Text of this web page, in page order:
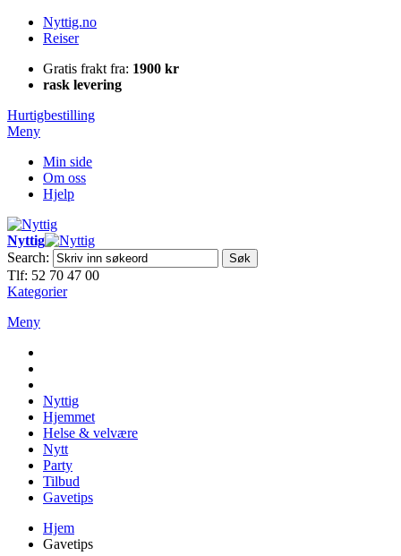
Nyttig.no
Reiser
Gratis frakt fra: 1900 kr
rask levering
Hurtigbestilling
Meny
Min side
Om oss
Hjelp
Nyttig
Search:
Søk
Tlf: 52 70 47 00
Kategorier
Meny
Nyttig
Hjemmet
Helse & velvære
Nytt
Party
Tilbud
Gavetips
Hjem
Gavetips